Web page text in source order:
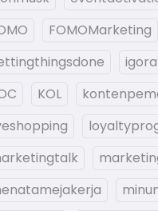
FOMOMarketing
KOL